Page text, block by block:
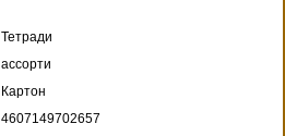
Тетради
ассорти
Картон
4607149702657